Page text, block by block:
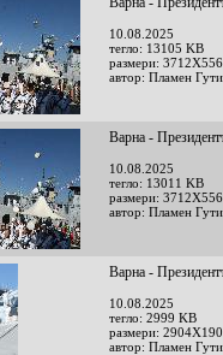
10.08.2025
тегло: 13105 KB
размери:
автор: Пламен
Варна -
10.08.2025
тегло: 13011 KB
размери:
автор: Пламен
Варна -
10.08.2025
тегло: 2999 KB
размери:
автор: Пламен